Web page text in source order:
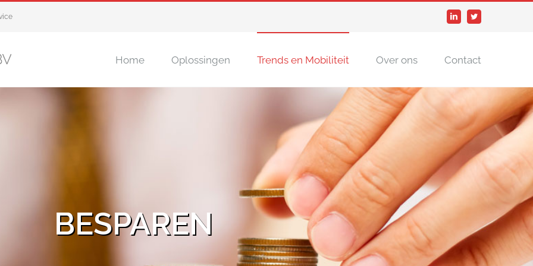
LinkedInTwitter
Home Oplossingen Trends en Mobiliteit Over ons Contact
BESPAREN